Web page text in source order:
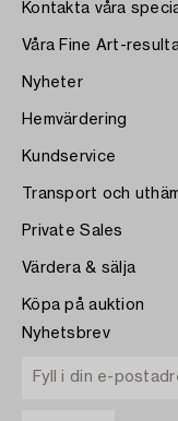
Kontakta våra
Våra Fine Art-
Nyheter
Hemvärdering
Kundservice
Transport och
Private Sales
Värdera & sälja
Köpa på auktion
Nyhetsbrev